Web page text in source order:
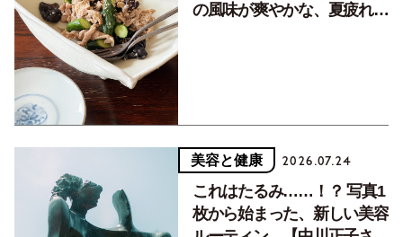
の風味が爽やかな、夏疲れを
美容と健康 2026.07.24
これはたるみ……！？ 写真1
枚から始まった、新しい美容